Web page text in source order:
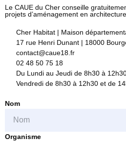
Nom
Organisme
Le CAUE du Cher conseille
projets d’aménagement en
Cher Habitat | Maison
17 rue Henri Dunant | 18000
contact@caue18.fr
02 48 50 75 18
Du Lundi au Jeudi de 8h30 à
Vendredi de 8h30 à 12h30 et de